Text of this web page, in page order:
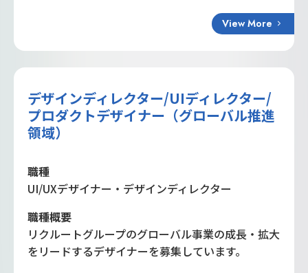
View More
デザインディレクター/UIディレクター/
プロダクトデザイナー（グローバル推進
領域）
職種
UI/UXデザイナー・デザインディレクター
職種概要
リクルートグループのグローバル事業の成長・拡大
をリードするデザイナーを募集しています。